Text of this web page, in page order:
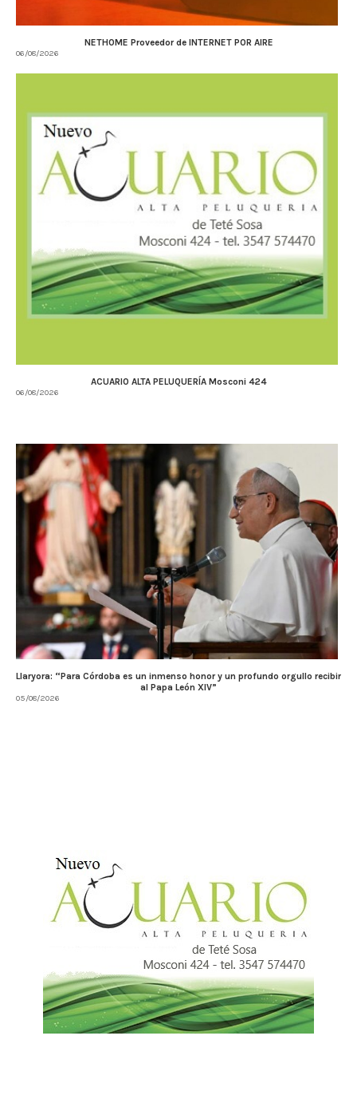
NETHOME Proveedor de INTERNET POR AIRE
06/08/2026
ACUARIO ALTA PELUQUERÍA Mosconi 424
06/08/2026
Llaryora: “Para Córdoba es un inmenso honor y un profundo orgullo recibir
al Papa León XIV”
05/08/2026